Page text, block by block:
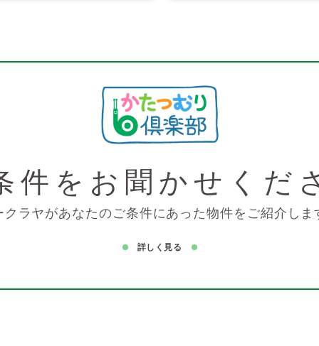
件を お聞かせくだ
クラヤがあなたのご条件にあった物件をご紹介しま
詳しく見る